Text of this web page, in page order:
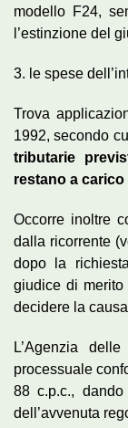
modello F24,
l’estinzione del
3. le spese
Trova
1992, secondo
tributarie
restano a
Occorre inoltre
dalla ricorrente
dopo la
giudice di
decidere la
L’Agenzia
processuale
88 c.p.c.,
dell’avvenuta